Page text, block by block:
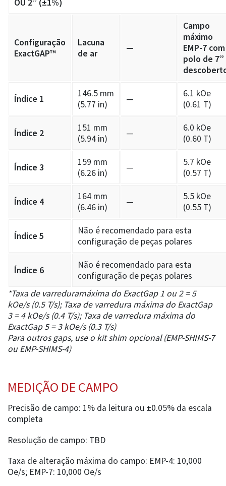
OU 2” (±1%)
Configuração
ExactGAP™
Lacuna
de ar
—
Campo
máximo
EMP-7 com
polo de 7”
Índice 1
146.5 mm
(5.77 in)
—
6.1 kOe
(0.61 T)
Índice 2
151 mm
(5.94 in)
—
6.0 kOe
(0.60 T)
Índice 3
159 mm
(6.26 in)
—
5.7 kOe
(0.57 T)
Índice 4
164 mm
(6.46 in)
—
5.5 kOe
(0.55 T)
Índice 5
Não é recomendado para esta
configuração de peças polares
Índice 6
Não é recomendado para esta
configuração de peças polares
*Taxa de varreduramáxima do ExactGap 1 ou 2 = 5
kOe/s (0.5 T/s); Taxa de varredura máxima do ExactGap
3 = 4 kOe/s (0.4 T/s); Taxa de varredura máxima do
ExactGap 5 = 3 kOe/s (0.3 T/s)
Para outros gaps, use o kit shim opcional (EMP-SHIMS-7
ou EMP-SHIMS-4)
MEDIÇÃO DE CAMPO
Precisão de campo: 1% da leitura ou ±0.05% da escala
completa
Resolução de campo: TBD
Taxa de alteração máxima do campo: EMP-4: 10,000
Oe/s; EMP-7: 10,000 Oe/s